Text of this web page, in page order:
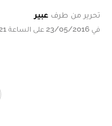
تحرير من طرف عبير
في 23/05/2016 على الساعة 12:21